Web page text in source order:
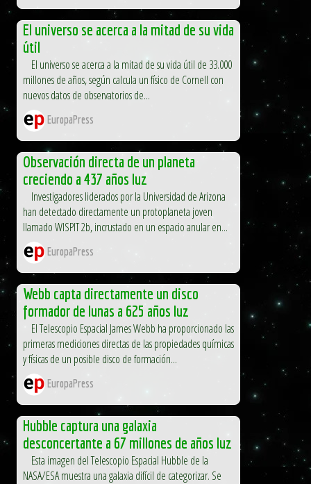
El universo se acerca a la mitad de su vida
útil
El universo se acerca a la mitad de su vida útil de 33.000
millones de años, según calcula un físico de Cornell con
nuevos datos de observatorios de...
EuropaPress
Observación directa de un planeta
creciendo a 437 años luz
Investigadores liderados por la Universidad de Arizona
han detectado directamente un protoplaneta joven
llamado WISPIT 2b, incrustado en un espacio anular en...
EuropaPress
Webb capta directamente un disco
formador de lunas a 625 años luz
El Telescopio Espacial James Webb ha proporcionado las
primeras mediciones directas de las propiedades químicas
y físicas de un posible disco de formación...
EuropaPress
Hubble captura una galaxia
desconcertante a 67 millones de años luz
Esta imagen del Telescopio Espacial Hubble de la
NASA/ESA muestra una galaxia difícil de categorizar. Se